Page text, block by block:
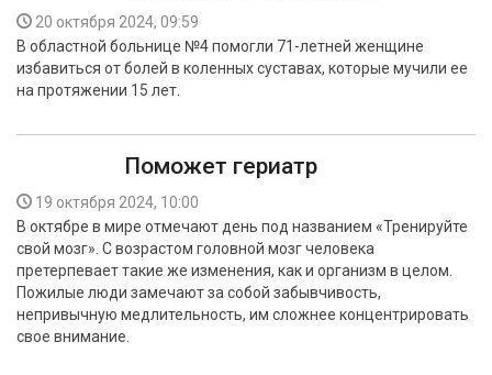
20 октября 2024, 09:59
В областной больнице №4 помогли 71-летней женщине
избавиться от болей в коленных суставах, которые мучили ее
на протяжении 15 лет.
Поможет гериатр
19 октября 2024, 10:00
В октябре в мире отмечают день под названием «Тренируйте
свой мозг». С возрастом головной мозг человека
претерпевает такие же изменения, как и организм в целом.
Пожилые люди замечают за собой забывчивость,
непривычную медлительность, им сложнее концентрировать
свое внимание.